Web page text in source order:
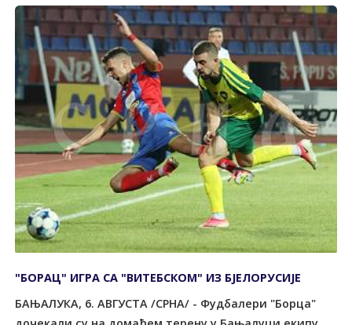
"БОРАЦ" ИГРА СА "ВИТЕБСКОМ" ИЗ БЈЕЛОРУСИЈЕ
БАЊАЛУКА, 6. АВГУСТА /СРНА/ - Фудбалери "Борца"